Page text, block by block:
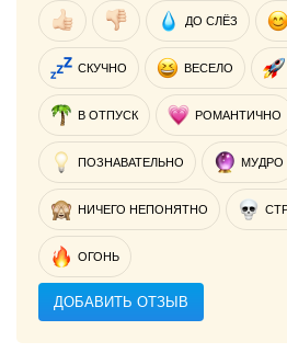
ДО СЛЁЗ
СКУЧНО ВЕСЕЛО
В ОТПУСК РОМАНТИЧНО
ПОЗНАВАТЕЛЬНО МУДРО
НИЧЕГО НЕПОНЯТНО
ОГОНЬ
ДОБАВИТЬ ОТЗЫВ